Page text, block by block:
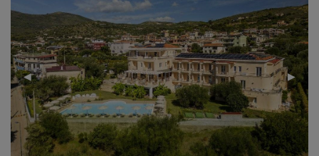
Previous
Slide
◀︎
Next
Slide
▶︎